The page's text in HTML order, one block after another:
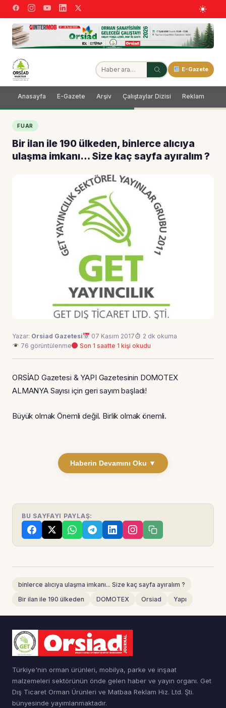
E-Gazete
Anasayfa E-Gazete Arşiv Çalıştaylar Dizisi Reklam
FUAR
Bir ilan ile 190 ülkeden, binlerce alıcıya
ulaşma imkanı… Size kaç sayfa ayıralım ?
Yazar: Orsiad Gazetesi 07 Kasım 2017
2 dk okuma
76 görüntülenme
Son 1 saatte 1 kişi okudu
ORSİAD Gazetesi & YAPI Gazetesinin DOMOTEX
ALMANYA Sayısı için geri sayım başladı!
Büyük olmak Önemli değil. Birlik olmak önemli.
Haberin Devamını Oku ▼
BU SAYFAYI PAYLAŞ:
binlerce alıcıya ulaşma imkanı... Size kaç sayfa ayıralım ?
Bir ilan ile 190 ülkeden
DOMOTEX Orsiad Yapı
Türkiye'nin orman ürünleri, mobilya, parke ve inşaat
malzemeleri sektörünün önde gelen haber ve yayın organı. Get
Dış Ticaret Orman Ürünleri ve Matbaa Reklam Hiz. Ltd. Şti.
bünyesinde yayımlanmaktadır.